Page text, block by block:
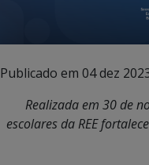
Publicado em 04 dez
Realizada em 30 de
escolares da REE